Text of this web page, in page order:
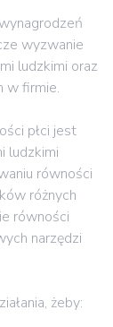
wyzwanie
ludzkimi oraz
w firmie.
płci jest
ludzkimi
równości
różnych
równości
narzędzi
żeby: